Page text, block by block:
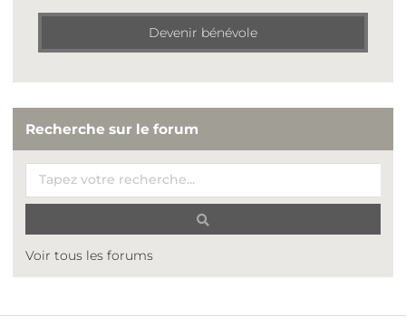
Devenir bénévole
Recherche sur le forum
Voir tous les forums